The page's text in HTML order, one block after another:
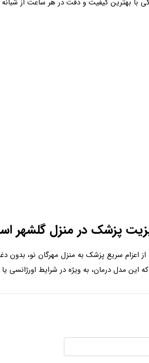
بهترین کیفیت و دقت در هر ساعت از شبانه
پزشک در منزل گلشهر
سریع پزشک به منزل مهرگان نو، بدون
مدل درمان، به ویژه در شرایط اورژانسی یا